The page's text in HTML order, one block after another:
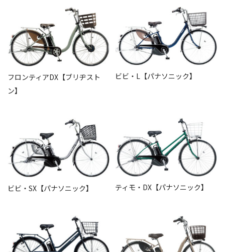
フロンティアDX【ブリヂスト
ン】
ビビ・L【パナソニック】
ビビ・SX【パナソニック】 ティモ・DX【パナソニック】